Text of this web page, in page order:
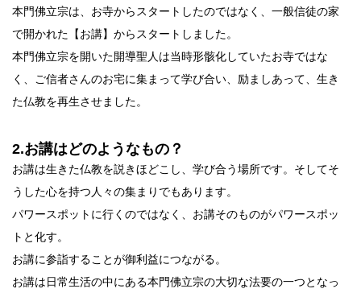
本門佛立宗は、お寺からスタートしたのではなく、一般信徒の家
で開かれた【お講】からスタートしました。
本門佛立宗を開いた開導聖人は当時形骸化していたお寺ではな
く、ご信者さんのお宅に集まって学び合い、励ましあって、生き
た仏教を再生させました。
2.お講はどのようなもの？
お講は生きた仏教を説きほどこし、学び合う場所です。そしてそ
うした心を持つ人々の集まりでもあります。
パワースポットに行くのではなく、お講そのものがパワースポッ
トと化す。
お講に参詣することが御利益につながる。
お講は日常生活の中にある本門佛立宗の大切な法要の一つとなっ